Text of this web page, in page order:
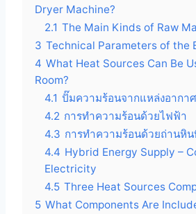
Dryer Machine?
2.1 The Main Kinds of Raw
3 Technical Parameters of the
4 What Heat Sources Can Be
Room?
4.1 ปั๊มความร้อนจากแหล่งอากาศ
4.2 การทำความร้อนด้วยไฟฟ้า
4.3 การทำความร้อนด้วยถ่านหิ
4.4 Hybrid Energy Supply –
Electricity
4.5 Three Heat Sources
5 What Components Are